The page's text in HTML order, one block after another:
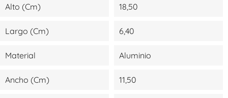
Alto (cm) 18,50
Largo (cm) 6,40
Material Aluminio
Ancho (cm) 11,50